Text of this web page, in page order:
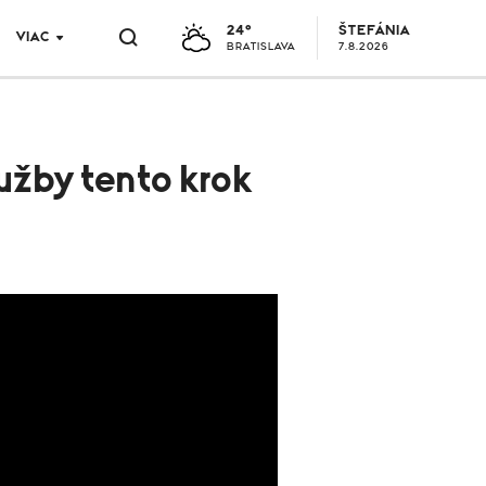
VIAC 24°
BRATISLAVA
ŠTEFÁNIA
7.8.2026
tento krok